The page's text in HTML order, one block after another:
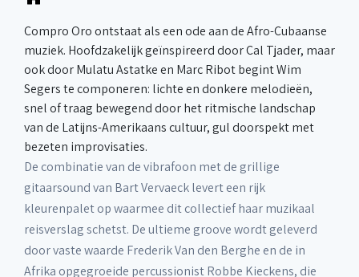
Compro Oro ontstaat als een ode aan de Afro-Cubaanse
muziek. Hoofdzakelijk geïnspireerd door Cal Tjader, maar
ook door Mulatu Astatke en Marc Ribot begint Wim
Segers te componeren: lichte en donkere melodieën,
snel of traag bewegend door het ritmische landschap
van de Latijns-Amerikaans cultuur, gul doorspekt met
bezeten improvisaties.
De combinatie van de vibrafoon met de grillige
gitaarsound van Bart Vervaeck levert een rijk
kleurenpalet op waarmee dit collectief haar muzikaal
reisverslag schetst. De ultieme groove wordt geleverd
door vaste waarde Frederik Van den Berghe en de in
Afrika opgegroeide percussionist Robbe Kieckens, die